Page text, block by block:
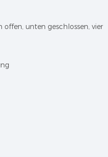
offen, unten geschlossen, vier